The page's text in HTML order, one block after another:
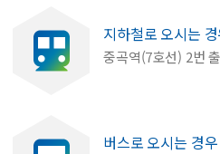
지하철로 오시는
중곡역(7호선) 2번
버스로 오시는 경우